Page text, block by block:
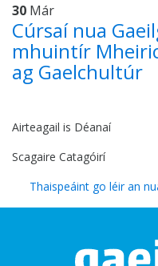
30 Már
Cúrsaí nua
mhuintír
ag Gaelchultúr
Airteagail is Déanaí
Scagaire Catagóirí
Thaispeáint go léir an